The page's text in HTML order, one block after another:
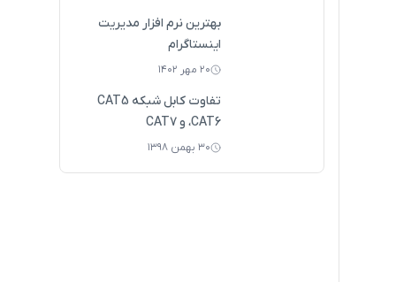
بهترین نرم افزار مدیریت
اینستاگرام
۲۰ مهر ۱۴۰۲
تفاوت کابل‌ شبکه CAT5
،CAT6 و CAT7
۳۰ بهمن ۱۳۹۸